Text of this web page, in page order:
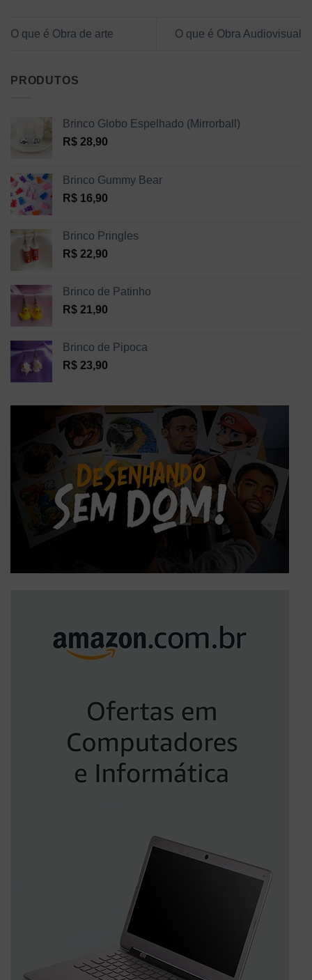
O que é Obra de arte O que é Obra Audiovisual
PRODUTOS
Brinco Globo Espelhado (Mirrorball)
R$ 28,90
Brinco Gummy Bear
R$ 16,90
Brinco Pringles
R$ 22,90
Brinco de Patinho
R$ 21,90
Brinco de Pipoca
R$ 23,90